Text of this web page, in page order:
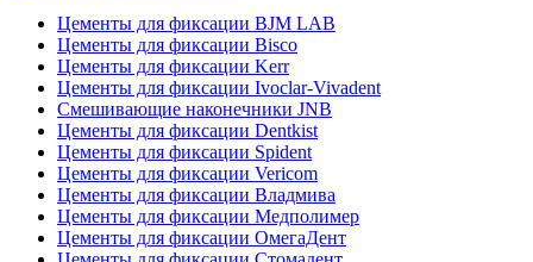
Цементы для фиксации BJM LAB
Цементы для фиксации Bisco
Цементы для фиксации Kerr
Цементы для фиксации Ivoclar-Vivadent
Смешивающие наконечники JNB
Цементы для фиксации Dentkist
Цементы для фиксации Spident
Цементы для фиксации Vericom
Цементы для фиксации Владмива
Цементы для фиксации Медполимер
Цементы для фиксации ОмегаДент